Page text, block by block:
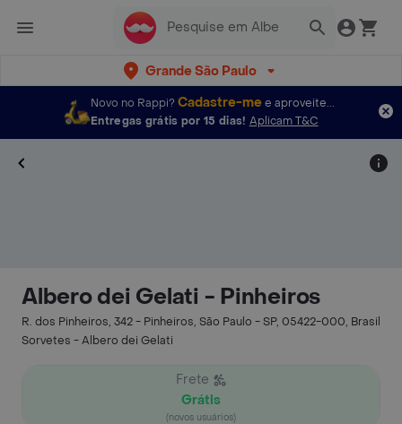
Grande São Paulo
Novo no Rappi? Cadastre-mee aproveite...
Entregas grátis por 15 dias! Aplicam T&C
Albero dei Gelati - Pinheiros
R. dos Pinheiros, 342 - Pinheiros, São Paulo - SP, 05422-000, Brasil
Sorvetes - Albero dei Gelati
Frete
Grátis
(novos usuários)